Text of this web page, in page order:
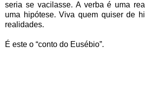
seria se vacilasse. A verba é uma
uma hipótese. Viva quem quiser de
realidades.
É este o “conto do Eusébio”.